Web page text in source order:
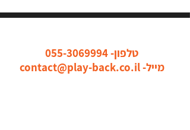
טלפון-055-3069994
מייל-contact@play-back.co.il